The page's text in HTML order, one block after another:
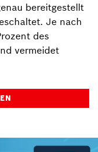
bereitgestellt
Je nach
des
vermeidet